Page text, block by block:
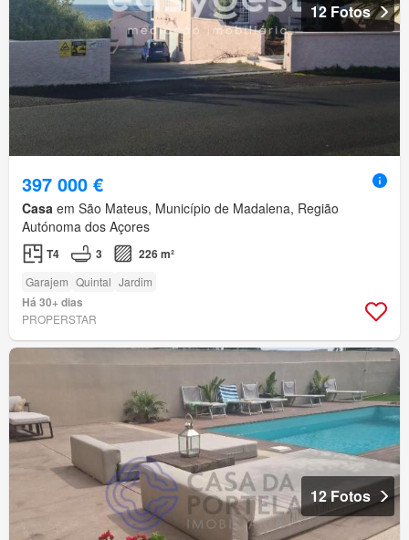
12 Fotos
397 000 €
Casa em São Mateus, Município de Madalena, Região
Autónoma dos Açores
T4 3 226 m²
Garajem Quintal Jardim
Há 30+ dias
PROPERSTAR
12 Fotos